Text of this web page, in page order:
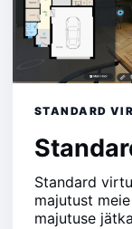
STANDARD
Standard
majutust
majutuse